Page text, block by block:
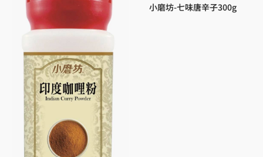
小磨坊-七味唐辛子300g